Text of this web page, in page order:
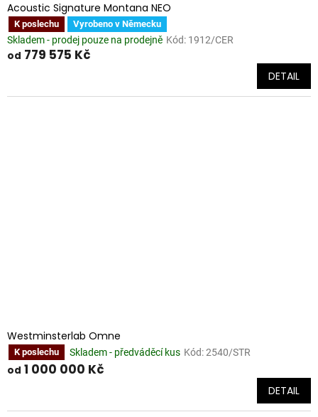
Acoustic Signature Montana NEO
K poslechu Vyrobeno v Německu
Skladem - prodej pouze na prodejně Kód: 1912/CER
od 779 575 Kč
DETAIL
Westminsterlab Omne
K poslechu Skladem - předváděcí kus Kód:2540/STR
od 1 000 000 Kč
DETAIL